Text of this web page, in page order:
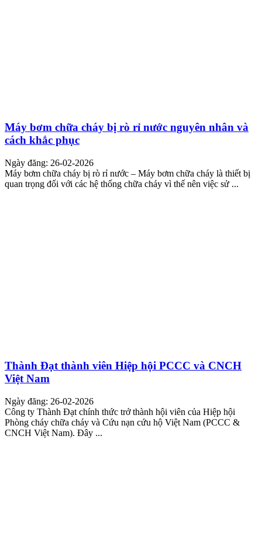
Máy bơm chữa cháy bị rò rỉ nước nguyên nhân và
cách khắc phục
Ngày đăng: 26-02-2026
Máy bơm chữa cháy bị rò rỉ nước – Máy bơm chữa cháy là thiết bị
quan trọng đối với các hệ thống chữa cháy vì thế nên việc sử ...
Thành Đạt thành viên Hiệp hội PCCC và CNCH
Việt Nam
Ngày đăng: 26-02-2026
Công ty Thành Đạt chính thức trở thành hội viên của Hiệp hội
Phòng cháy chữa cháy và Cứu nạn cứu hộ Việt Nam (PCCC &
CNCH Việt Nam). Đây ...